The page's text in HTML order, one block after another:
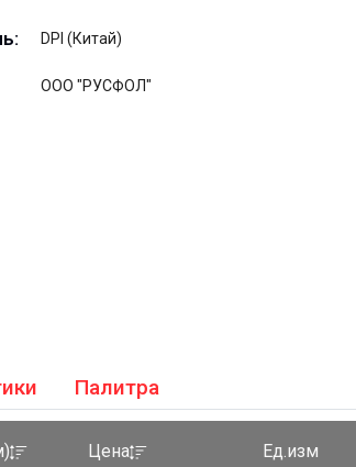
DPI (Китай)
ООО "РУСФОЛ"
Палитра
Цена Ед.изм